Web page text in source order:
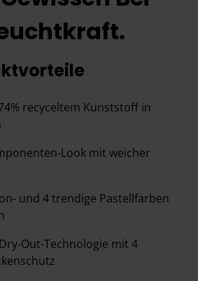
recyceltem Kunststoff in
Look mit weicher
und 4 trendige Pastellfarben
Out-Technologie mit 4